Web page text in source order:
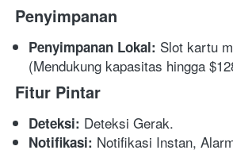
Penyimpanan
Penyimpanan Lokal: Slot kartu
(Mendukung kapasitas hingga
Fitur Pintar
Deteksi: Deteksi Gerak.
Notifikasi: Notifikasi Instan,